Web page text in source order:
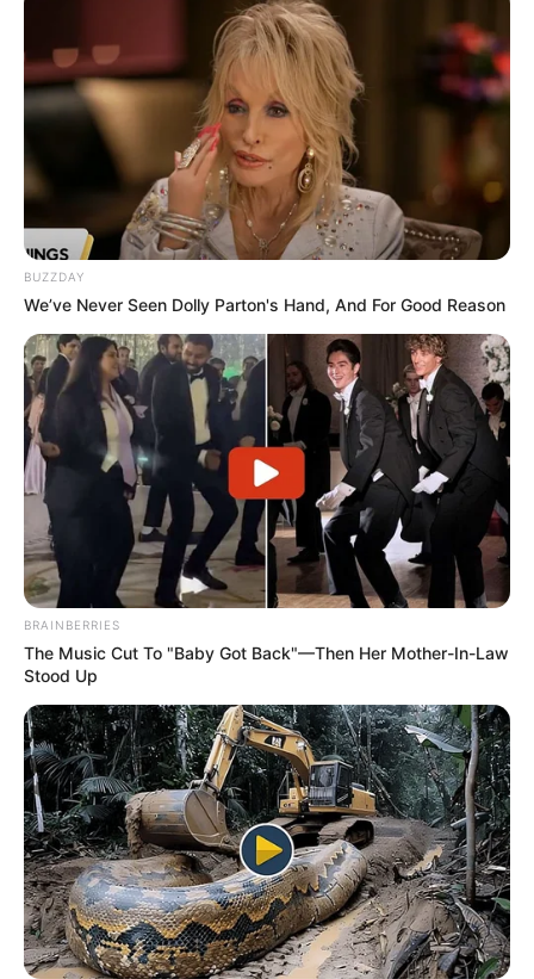
799 Διαταραχές του αίματος
1516 Καρδιακές διαταραχές
συμπεριλαμβανομένων
30 θανάτων
13 Συγγενείς διαταραχές
891 Διαταραχές του αυτιού
24 Ενδοκρινικές διαταραχές
1613 Διαταραχές των ματιών
17.597 Γαστρεντερικές διαταραχές,
συμπεριλαμβανομένων5 θανάτων
56.377 Γενικές διαταραχές,
συμπεριλαμβανομένων146 θανάτων
410 Διαταραχές του ανοσοποιητικού συστήματος
3016 Λοιμώξεις, συμπεριλαμβανομένων32
θανάτων
668 Τραυματισμοί συμπεριλαμβανομένου1 θανάτου
1878 Έρευνες
2057 Μεταβολικές διαταραχές,
συμπεριλαμβανομένων2 θανάτων
19.241 Διαταραχές μυών και ιστών
13 νεοπλάσματα συμπεριλαμβανομένου1 θανάτου
BUZZDAY
We’ve Never Seen Dolly Parton's Hand, And For Good Reason
BRAINBERRIES
The Music Cut To "Baby Got Back"—Then Her Mother-In-Law
Stood Up